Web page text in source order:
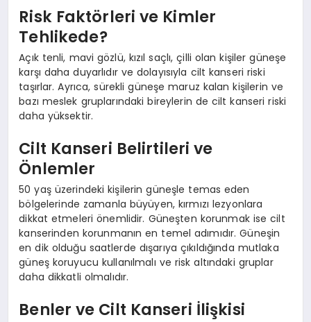
Risk Faktörleri ve Kimler
Tehlikede?
Açık tenli, mavi gözlü, kızıl saçlı, çilli olan kişiler güneşe
karşı daha duyarlıdır ve dolayısıyla cilt kanseri riski
taşırlar. Ayrıca, sürekli güneşe maruz kalan kişilerin ve
bazı meslek gruplarındaki bireylerin de cilt kanseri riski
daha yüksektir.
Cilt Kanseri Belirtileri ve
Önlemler
50 yaş üzerindeki kişilerin güneşle temas eden
bölgelerinde zamanla büyüyen, kırmızı lezyonlara
dikkat etmeleri önemlidir. Güneşten korunmak ise cilt
kanserinden korunmanın en temel adımıdır. Güneşin
en dik olduğu saatlerde dışarıya çıkıldığında mutlaka
güneş koruyucu kullanılmalı ve risk altındaki gruplar
daha dikkatli olmalıdır.
Benler ve Cilt Kanseri İlişkisi